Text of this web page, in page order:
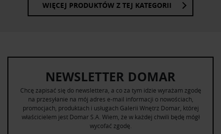
WIĘCEJ PRODUKTÓW Z TEJ KATEGORII
NEWSLETTER DOMAR
Chcę zapisać się do newslettera, a co za tym idzie wyrażam zgodę
na przesyłanie na mój adres e-mail informacji o nowościach,
promocjach, produktach i usługach Galerii Wnętrz Domar, której
właścicielem jest Domar S.A. Wiem, że w każdej chwili będę mógł
wycofać zgodę.